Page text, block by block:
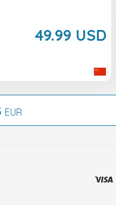
49.99 USD
EUR